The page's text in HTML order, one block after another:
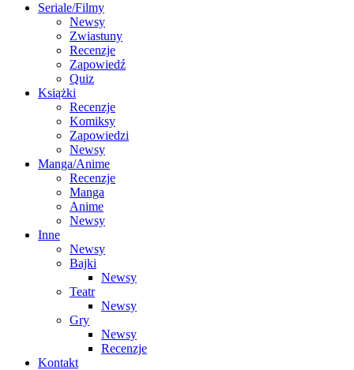
Seriale/Filmy
Newsy
Zwiastuny
Recenzje
Zapowiedź
Quiz
Książki
Recenzje
Komiksy
Zapowiedzi
Newsy
Manga/Anime
Recenzje
Manga
Anime
Newsy
Inne
Newsy
Bajki
Newsy
Teatr
Newsy
Gry
Newsy
Recenzje
Kontakt